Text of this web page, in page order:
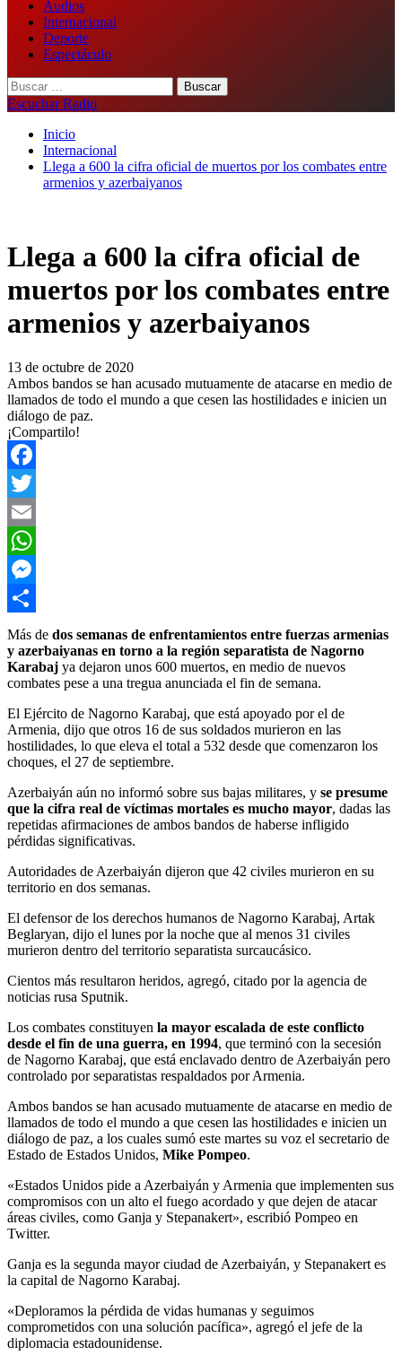
Audios
Internacional
Deporte
Espectáculo
Buscar:
Escuchar Radio
Inicio
Internacional
Llega a 600 la cifra oficial de muertos por los combates entre
armenios y azerbaiyanos
Llega a 600 la cifra oficial de
muertos por los combates entre
armenios y azerbaiyanos
13 de octubre de 2020
Ambos bandos se han acusado mutuamente de atacarse en medio de
llamados de todo el mundo a que cesen las hostilidades e inicien un
diálogo de paz.
¡Compartilo!
Facebook
Twitter
Email
WhatsApp
Messenger
Compartir
Más de dos semanas de enfrentamientos entre fuerzas armenias
y azerbaiyanas en torno a la región separatista de Nagorno
Karabaj ya dejaron unos 600 muertos, en medio de nuevos
combates pese a una tregua anunciada el fin de semana.
El Ejército de Nagorno Karabaj, que está apoyado por el de
Armenia, dijo que otros 16 de sus soldados murieron en las
hostilidades, lo que eleva el total a 532 desde que comenzaron los
choques, el 27 de septiembre.
Azerbaiyán aún no informó sobre sus bajas militares, y se presume
que la cifra real de víctimas mortales es mucho mayor, dadas las
repetidas afirmaciones de ambos bandos de haberse infligido
pérdidas significativas.
Autoridades de Azerbaiyán dijeron que 42 civiles murieron en su
territorio en dos semanas.
El defensor de los derechos humanos de Nagorno Karabaj, Artak
Beglaryan, dijo el lunes por la noche que al menos 31 civiles
murieron dentro del territorio separatista surcaucásico.
Cientos más resultaron heridos, agregó, citado por la agencia de
noticias rusa Sputnik.
Los combates constituyen la mayor escalada de este conflicto
desde el fin de una guerra, en 1994, que terminó con la secesión
de Nagorno Karabaj, que está enclavado dentro de Azerbaiyán pero
controlado por separatistas respaldados por Armenia.
Ambos bandos se han acusado mutuamente de atacarse en medio de
llamados de todo el mundo a que cesen las hostilidades e inicien un
diálogo de paz, a los cuales sumó este martes su voz el secretario de
Estado de Estados Unidos, Mike Pompeo.
«Estados Unidos pide a Azerbaiyán y Armenia que implementen sus
compromisos con un alto el fuego acordado y que dejen de atacar
áreas civiles, como Ganja y Stepanakert», escribió Pompeo en
Twitter.
Ganja es la segunda mayor ciudad de Azerbaiyán, y Stepanakert es
la capital de Nagorno Karabaj.
«Deploramos la pérdida de vidas humanas y seguimos
comprometidos con una solución pacífica», agregó el jefe de la
diplomacia estadounidense.